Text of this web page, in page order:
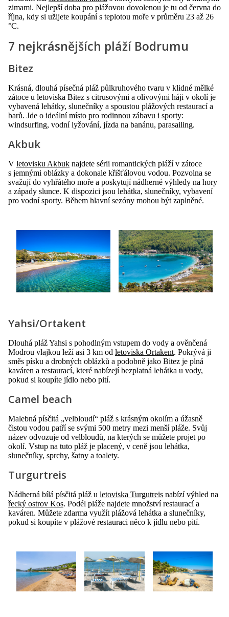
zimami. Nejlepší doba pro plážovou dovolenou je tu od června do
října, kdy si užijete koupání s teplotou moře v průměru 23 až 26
°C.
7 nejkrásnějších pláží Bodrumu
Bitez
Krásná, dlouhá písečná pláž půlkruhového tvaru v klidné mělké
zátoce u letoviska Bitez s citrusovými a olivovými háji v okolí je
vybavená lehátky, slunečníky a spoustou plážových restaurací a
barů. Jde o ideální místo pro rodinnou zábavu i sporty:
windsurfing, vodní lyžování, jízda na banánu, parasailing.
Akbuk
V letovisku Akbuk najdete sérii romantických pláží v zátoce
s jemnými oblázky a dokonale křišťálovou vodou. Pozvolna se
svažují do vyhřátého moře a poskytují nádherné výhledy na hory
a západy slunce. K dispozici jsou lehátka, slunečníky, vybavení
pro vodní sporty. Během hlavní sezóny mohou být zaplněné.
Yahsi/Ortakent
Dlouhá pláž Yahsi s pohodlným vstupem do vody a ověnčená
Modrou vlajkou leží asi 3 km od letoviska Ortakent. Pokrývá ji
směs písku a drobných oblázků a podobně jako Bitez je plná
kaváren a restaurací, které nabízejí bezplatná lehátka u vody,
pokud si koupíte jídlo nebo pití.
Camel beach
Malebná písčitá „velbloudí“ pláž s krásným okolím a úžasně
čistou vodou patří se svými 500 metry mezi menší pláže. Svůj
název odvozuje od velbloudů, na kterých se můžete projet po
okolí. Vstup na tuto pláž je placený, v ceně jsou lehátka,
slunečníky, sprchy, šatny a toalety.
Turgurtreis
Nádherná bílá písčitá pláž u letoviska Turgutreis nabízí výhled na
řecký ostrov Kos. Podél pláže najdete množství restaurací a
kaváren. Můžete zdarma využít plážová lehátka a slunečníky,
pokud si koupíte v plážové restauraci něco k jídlu nebo pití.